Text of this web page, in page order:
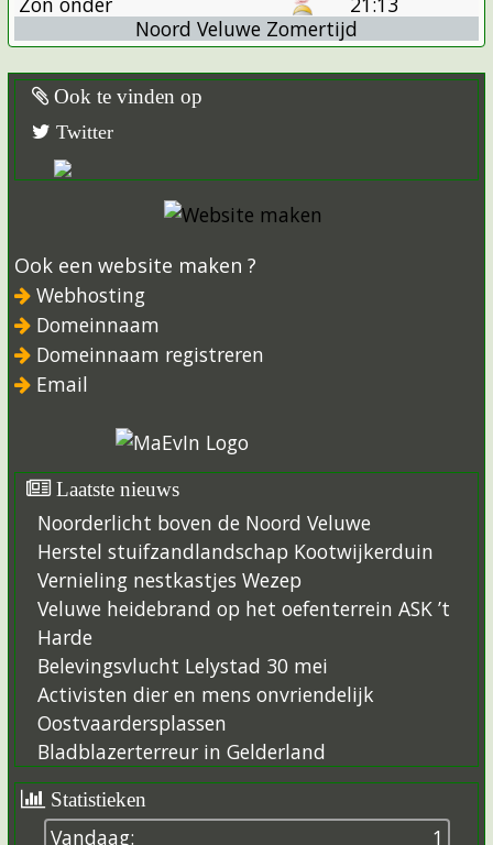
Noord Veluwe Zomertijd
Ook te vinden op
Twitter
Ook een website maken ?
Webhosting
Domeinnaam
Domeinnaam registreren
Email
Laatste nieuws
Noorderlicht boven de Noord Veluwe
Herstel stuifzandlandschap Kootwijkerduin
Vernieling nestkastjes Wezep
Veluwe heidebrand op het oefenterrein ASK ’t
Harde
Belevingsvlucht Lelystad 30 mei
Activisten dier en mens onvriendelijk
Oostvaardersplassen
Bladblazerterreur in Gelderland
Statistieken
Vandaag: 1